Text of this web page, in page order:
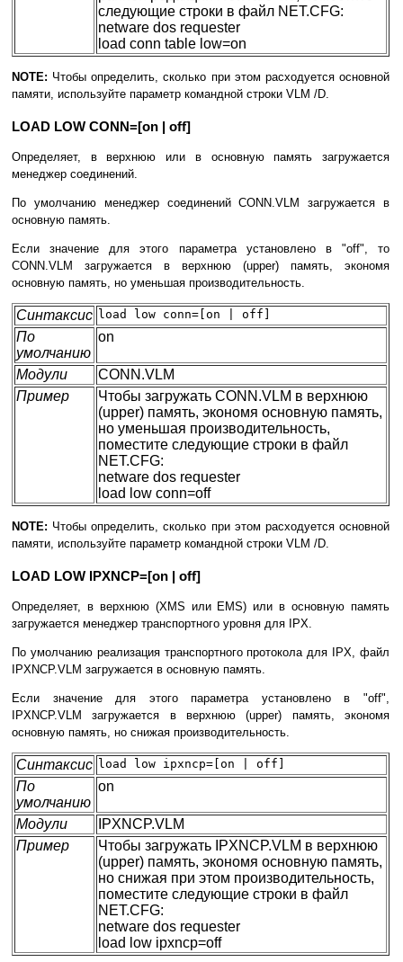
следующие строки в файл NET.CFG:
netware dos requester
load conn table low=on
NOTE: Чтобы определить, сколько при этом расходуется основной
памяти, используйте параметр командной строки VLM /D.
LOAD LOW CONN=[on | off]
Определяет, в верхнюю или в основную память загружается
менеджер соединений.
По умолчанию менеджер соединений CONN.VLM загружается в
основную память.
Если значение для этого параметра установлено в "off", то
CONN.VLM загружается в верхнюю (upper) память, экономя
основную память, но уменьшая производительность.
Синтаксис load low conn=[on | off]
По
умолчанию
on
Модули
CONN.VLM
Пример
Чтобы загружать CONN.VLM в верхнюю
(upper) память, экономя основную память,
но уменьшая производительность,
поместите следующие строки в файл
NET.CFG:
netware dos requester
load low conn=off
NOTE: Чтобы определить, сколько при этом расходуется основной
памяти, используйте параметр командной строки VLM /D.
LOAD LOW IPXNCP=[on | off]
Определяет, в верхнюю (XMS или EMS) или в основную память
загружается менеджер транспортного уровня для IPX.
По умолчанию реализация транспортного протокола для IPX, файл
IPXNCP.VLM загружается в основную память.
Если значение для этого параметра установлено в "off",
IPXNCP.VLM загружается в верхнюю (upper) память, экономя
основную память, но снижая производительность.
Синтаксис load low ipxncp=[on | off]
По
умолчанию
on
Модули
IPXNCP.VLM
Пример
Чтобы загружать IPXNCP.VLM в верхнюю
(upper) память, экономя основную память,
но снижая при этом производительность,
поместите следующие строки в файл
NET.CFG:
netware dos requester
load low ipxncp=off